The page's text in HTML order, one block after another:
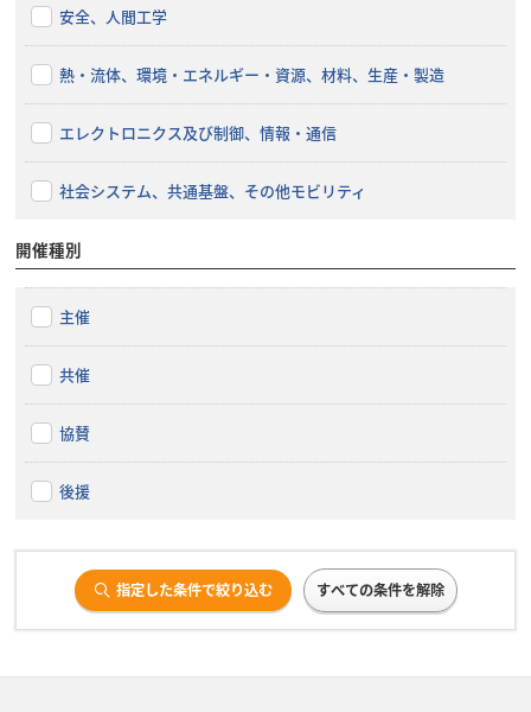
安全、人間工学
熱・流体、環境・エネルギー・資源、材料、生産・製造
エレクトロニクス及び制御、情報・通信
社会システム、共通基盤、その他モビリティ
開催種別
主催
共催
協賛
後援
指定した条件で絞り込む すべての条件を解除